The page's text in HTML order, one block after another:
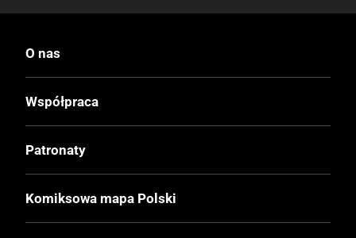
7.11.2025
Wydanie
Czerń / Biel
O nas
Współpraca
Patronaty
Komiksowa mapa Polski